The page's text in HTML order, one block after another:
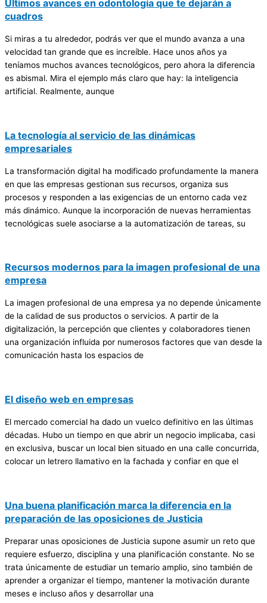
Últimos avances en odontología que te dejarán a
cuadros
Si miras a tu alrededor, podrás ver que el mundo avanza a una
velocidad tan grande que es increíble. Hace unos años ya
teníamos muchos avances tecnológicos, pero ahora la diferencia
es abismal. Mira el ejemplo más claro que hay: la inteligencia
artificial. Realmente, aunque
La tecnología al servicio de las dinámicas
empresariales
La transformación digital ha modificado profundamente la manera
en que las empresas gestionan sus recursos, organiza sus
procesos y responden a las exigencias de un entorno cada vez
más dinámico. Aunque la incorporación de nuevas herramientas
tecnológicas suele asociarse a la automatización de tareas, su
Recursos modernos para la imagen profesional de una
empresa
La imagen profesional de una empresa ya no depende únicamente
de la calidad de sus productos o servicios. A partir de la
digitalización, la percepción que clientes y colaboradores tienen
una organización influida por numerosos factores que van desde la
comunicación hasta los espacios de
El diseño web en empresas
El mercado comercial ha dado un vuelco definitivo en las últimas
décadas. Hubo un tiempo en que abrir un negocio implicaba, casi
en exclusiva, buscar un local bien situado en una calle concurrida,
colocar un letrero llamativo en la fachada y confiar en que el
Una buena planificación marca la diferencia en la
preparación de las oposiciones de Justicia
Preparar unas oposiciones de Justicia supone asumir un reto que
requiere esfuerzo, disciplina y una planificación constante. No se
trata únicamente de estudiar un temario amplio, sino también de
aprender a organizar el tiempo, mantener la motivación durante
meses e incluso años y desarrollar una